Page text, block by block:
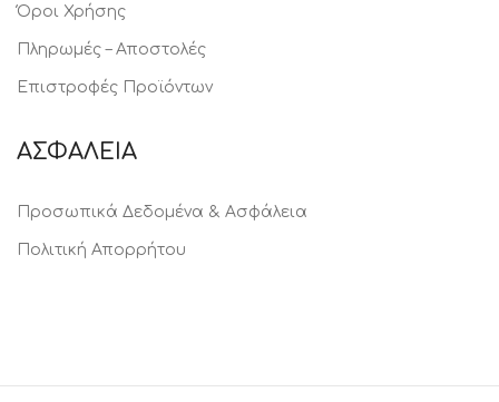
Όροι Χρήσης
Πληρωμές – Αποστολές
Επιστροφές Προϊόντων
ΑΣΦΑΛΕΙΑ
Προσωπικά Δεδομένα & Ασφάλεια
Πολιτική Απορρήτου